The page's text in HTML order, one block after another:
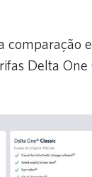
comparação
Delta